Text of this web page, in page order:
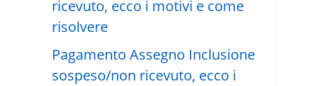
Pagamento Assegno Inclusione
sospeso/non ricevuto, ecco i